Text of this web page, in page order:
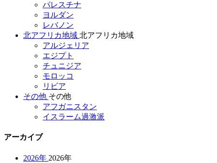
パレスチナ
ヨルダン
レバノン
北アフリカ地域 北アフリカ地域
アルジェリア
エジプト
チュニジア
モロッコ
リビア
その他 その他
アフガニスタン
イスラーム過激派
アーカイブ
2026年 2026年